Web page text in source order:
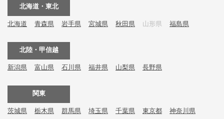
北海道・東北
北海道 青森県 岩手県 宮城県 秋田県 山形県 福島県
北陸・甲信越
新潟県 富山県 石川県 福井県 山梨県 長野県
関東
茨城県 栃木県 群馬県 埼玉県 千葉県 東京都 神奈川県